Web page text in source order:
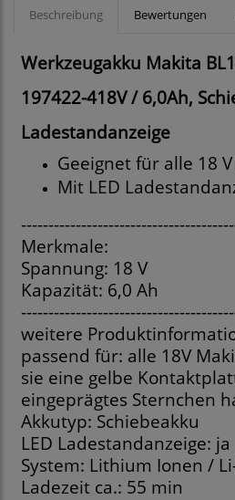
Beschreibung Bewertungen
Werkzeugakku Makita
197422-418V / 6,0Ah,
Ladestandanzeige
Geeignet für alle 18
Mit LED
Merkmale:
Spannung: 18 V
Kapazität: 6,0 Ah
weitere
passend für: alle 18V
sie eine gelbe
eingeprägtes Sternchen
Akkutyp: Schiebeakku
LED Ladestandanzeige: ja
System: Lithium Ionen /
Ladezeit ca.: 55 min